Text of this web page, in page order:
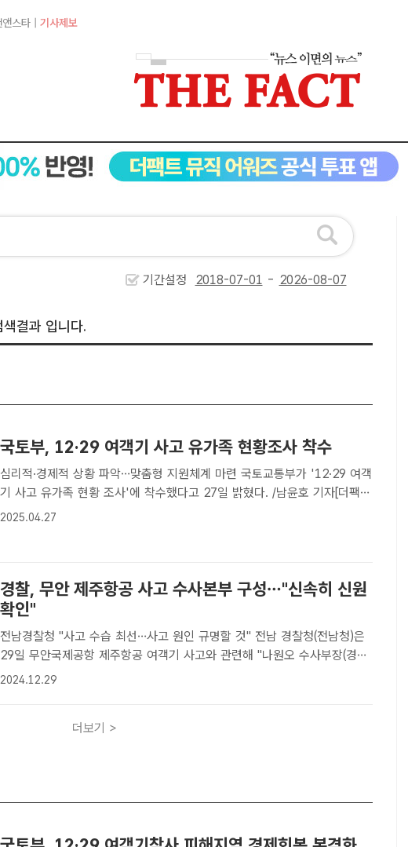
앤스타 기사제보
기간설정 -
결과 입니다.
국토부, 12·29 여객기 사고 유가족 현황조사 착수
심리적·경제적 상황 파악…맞춤형 지원체계 마련 국토교통부가 '12·29 여객
기 사고 유가족 현황 조사'에 착수했다고 27일 밝혔다. /남윤호 기자[더팩트
| 공미나 기자] 정부가 12·29 무안국제공항 제주항공 여객기 참사 사고 유
2025.04.27
경찰, 무안 제주항공 사고 수사본부 구성…"신속히 신원
확인"
전남경찰청 "사고 수습 최선…사고 원인 규명할 것" 전남 경찰청(전남청)은
29일 무안국제공항 제주항공 여객기 사고와 관련해 "나원오 수사부장(경무
관)을 본부장으로 264명의 수사본부를 구성했다"고 밝혔다. 사진은 29일
2024.12.29
더보기 >